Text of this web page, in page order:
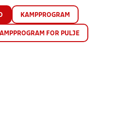
KAMPPROGRAM
FOR PULJE